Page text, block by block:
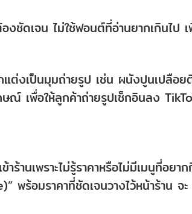
งชัดเจน ไม่ใช้ฟอนต์ที่อ่านยากเกินไป
ต่งเป็นมุมถ่ายรูป เช่น ผนังปูนเปลือย
ณ์ เพื่อให้ลูกค้าถ่ายรูปเช็กอินลง
ร้านเพราะไม่รู้ราคาหรือไม่มีเมนูที่อยา
พร้อมราคาที่ชัดเจนวางไว้หน้าร้าน จะ